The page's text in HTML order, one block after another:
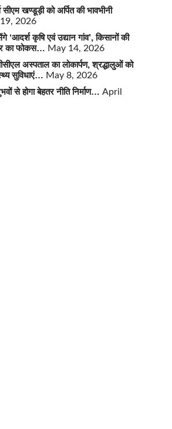
सीएम खण्डूड़ी को अर्पित की भावभीनी
2026
‘आदर्श कृषि एवं उद्यान गांव’, किसानों की
का फोकस… May 14, 2026
अस्पताल का लोकार्पण, श्रद्धालुओं को
सुविधाएं… May 8, 2026
से होगा बेहतर नीति निर्माण… April